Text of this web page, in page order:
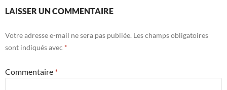
LAISSER UN COMMENTAIRE
Votre adresse e-mail ne sera pas publiée. Les champs obligatoires
sont indiqués avec *
Commentaire *